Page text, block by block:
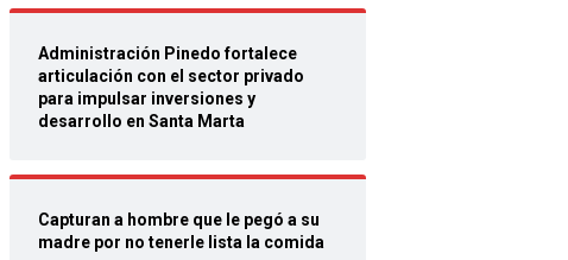
Administración Pinedo fortalece
articulación con el sector privado
para impulsar inversiones y
desarrollo en Santa Marta
Capturan a hombre que le pegó a su
madre por no tenerle lista la comida